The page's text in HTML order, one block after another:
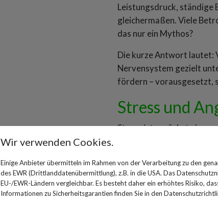
Leistungsdruck, ständige
gleichermaßen. Viele
das nur ein Mythos?
Die kurze Antwort lautet:
Nervensystem gezielt
fördern – vorausgesetzt,
Stress und
Stress ist zunächst eine
Cortisol aus, um
Typische Folgen von
Erschöpfung und
Wir verwenden Cookies.
Einige Anbieter übermitteln im Rahmen von der Verarbeitung zu den
des EWR (Drittlanddatenübermittlung), z.B. in die USA. Das
EU-/EWR-Ländern vergleichbar. Es besteht daher ein erhöhtes Risiko,
Informationen zu Sicherheitsgarantien finden Sie in den